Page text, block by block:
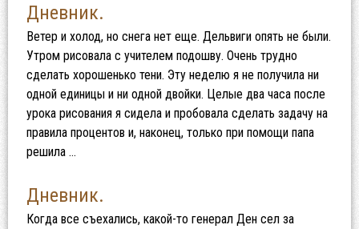
Дневник.
Ветер и холод, но снега нет еще. Дельвиги опять не были.
Утром рисовала с учителем подошву. Очень трудно
сделать хорошенько тени. Эту неделю я не получила ни
одной единицы и ни одной двойки. Целые два часа после
урока рисования я сидела и пробовала сделать задачу на
правила процентов и, наконец, только при помощи папа
решила …
Дневник.
Когда все съехались, какой-то генерал Ден сел за